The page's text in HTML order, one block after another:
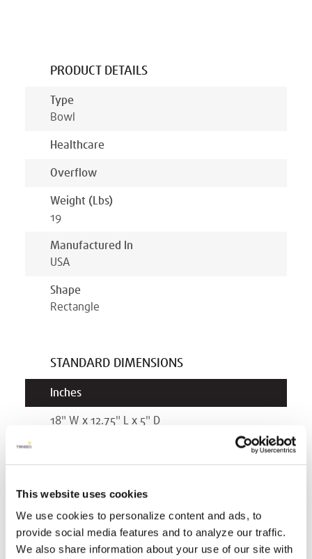
This website uses cookies
We use cookies to personalize content and ads, to
provide social media features and to analyze our traffic.
We also share information about your use of our site with
PRODUCT DETAILS
Type
Bowl
Healthcare
Overflow
Weight (lbs)
19
Manufactured In
USA
Shape
Rectangle
STANDARD DIMENSIONS
Inches
18" W x 12.75" L x 5" D
457mm 323mm
ORDERING DETAILS
Quantity Per Pallet